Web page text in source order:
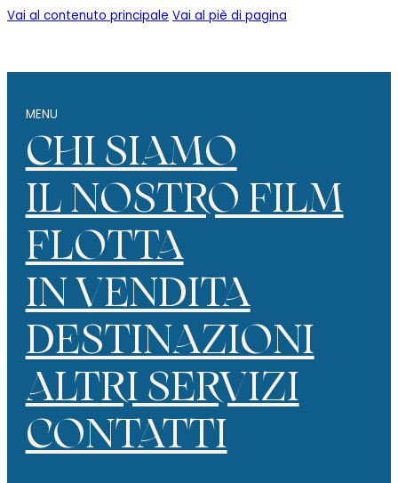
Vai al contenuto principale Vai al piè di pagina
MENU
CHI SIAMO
IL NOSTRO FILM
FLOTTA
IN VENDITA
DESTINAZIONI
ALTRI SERVIZI
CONTATTI